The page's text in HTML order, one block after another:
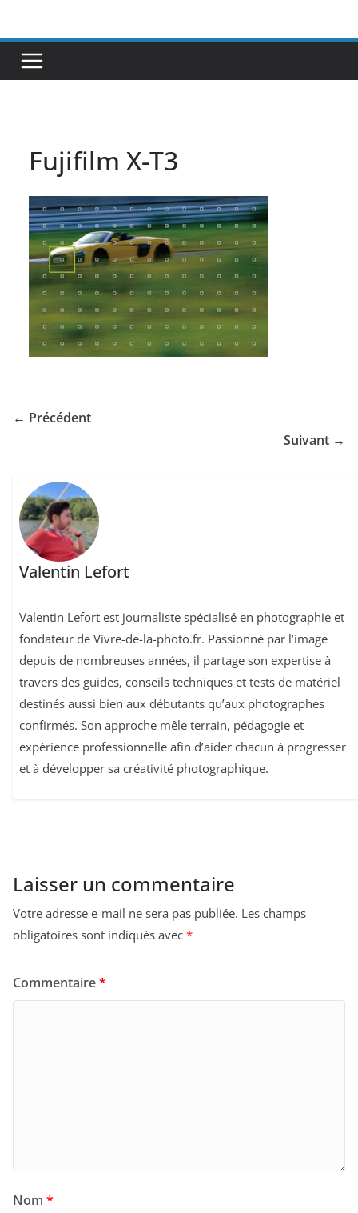
contenu
Fujifilm X-T3
← Précédent
Suivant →
Valentin Lefort
Valentin Lefort est journaliste spécialisé en photographie et
fondateur de Vivre-de-la-photo.fr. Passionné par l’image
depuis de nombreuses années, il partage son expertise à
travers des guides, conseils techniques et tests de matériel
destinés aussi bien aux débutants qu’aux photographes
confirmés. Son approche mêle terrain, pédagogie et
expérience professionnelle afin d’aider chacun à progresser
et à développer sa créativité photographique.
Laisser un commentaire
Votre adresse e-mail ne sera pas publiée. Les champs
obligatoires sont indiqués avec *
Commentaire*
Nom *